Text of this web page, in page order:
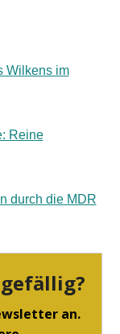
Wilkens im
Reine
durch die MDR